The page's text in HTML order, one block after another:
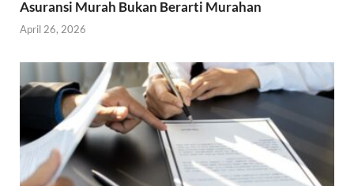
Asuransi Murah Bukan Berarti Murahan
April 26, 2026